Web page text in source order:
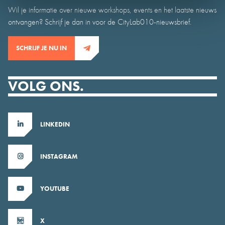
Wil je informatie over nieuwe workshops, events en het laatste nieuws
ontvangen? Schrijf je dan in voor de CityLab010-nieuwsbrief.
SCHRIJF JE NU IN
VOLG ONS.
LINKEDIN
INSTAGRAM
YOUTUBE
X